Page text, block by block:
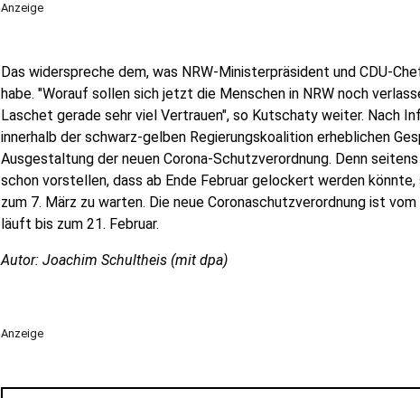
Anzeige
Das widerspreche dem, was NRW-Ministerpräsident und CDU-
habe. "Worauf sollen sich jetzt die Menschen in NRW noch
Laschet gerade sehr viel Vertrauen", so Kutschaty weiter. Nach
innerhalb der schwarz-gelben Regierungskoalition erheblichen
Ausgestaltung der neuen Corona-Schutzverordnung. Denn
schon vorstellen, dass ab Ende Februar gelockert werden
zum 7. März zu warten. Die neue Coronaschutzverordnung ist
läuft bis zum 21. Februar.
Autor: Joachim Schultheis (mit dpa)
Anzeige